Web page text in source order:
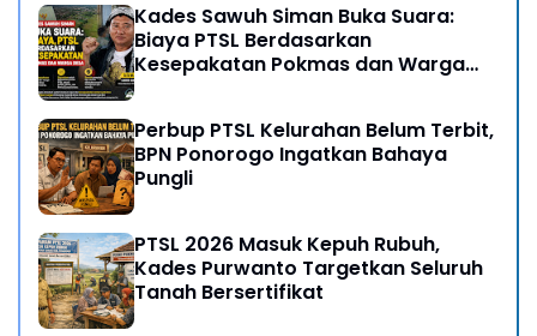
Kades Sawuh Siman Buka Suara:
Biaya PTSL Berdasarkan
Kesepakatan Pokmas dan Warga
Perbup PTSL Kelurahan Belum Terbit,
BPN Ponorogo Ingatkan Bahaya
Pungli
PTSL 2026 Masuk Kepuh Rubuh,
Kades Purwanto Targetkan Seluruh
Tanah Bersertifikat